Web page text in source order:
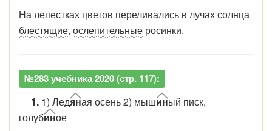
На лепестках цветов переливались в лучах солнца
блестящие, ослепительные росинки.
№283 учебника 2020 (стр. 117):
1. 1) Ледяная осень 2) мышиный писк,
голубиное